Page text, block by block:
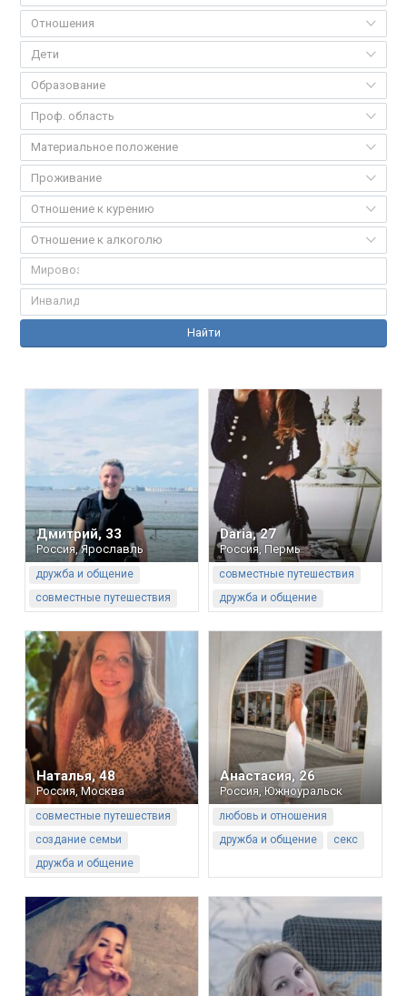
Отношения
Дети
Образование
Проф. область
Материальное положение
Проживание
Отношение к курению
Отношение к алкоголю
Найти
Дмитрий, 33
Россия,Ярославль
дружба и общение
совместные путешествия
Daria,27
Россия, Пермь
совместные путешествия
дружба и общение
Наталья,48
Россия,Москва
совместные путешествия
создание семьи
дружба и общение
Анастасия,26
Россия,Южноуральск
любовь и отношения
дружба и общение
секс